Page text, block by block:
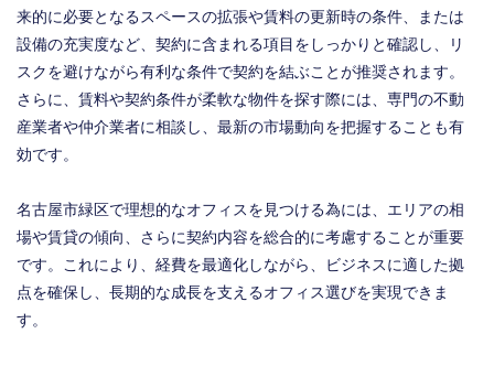
来的に必要となるスペースの拡張や賃料の更新時の条件、または
設備の充実度など、契約に含まれる項目をしっかりと確認し、リ
スクを避けながら有利な条件で契約を結ぶことが推奨されます。
さらに、賃料や契約条件が柔軟な物件を探す際には、専門の不動
産業者や仲介業者に相談し、最新の市場動向を把握することも有
効です。
名古屋市緑区で理想的なオフィスを見つける為には、エリアの相
場や賃貸の傾向、さらに契約内容を総合的に考慮することが重要
です。これにより、経費を最適化しながら、ビジネスに適した拠
点を確保し、長期的な成長を支えるオフィス選びを実現できま
す。